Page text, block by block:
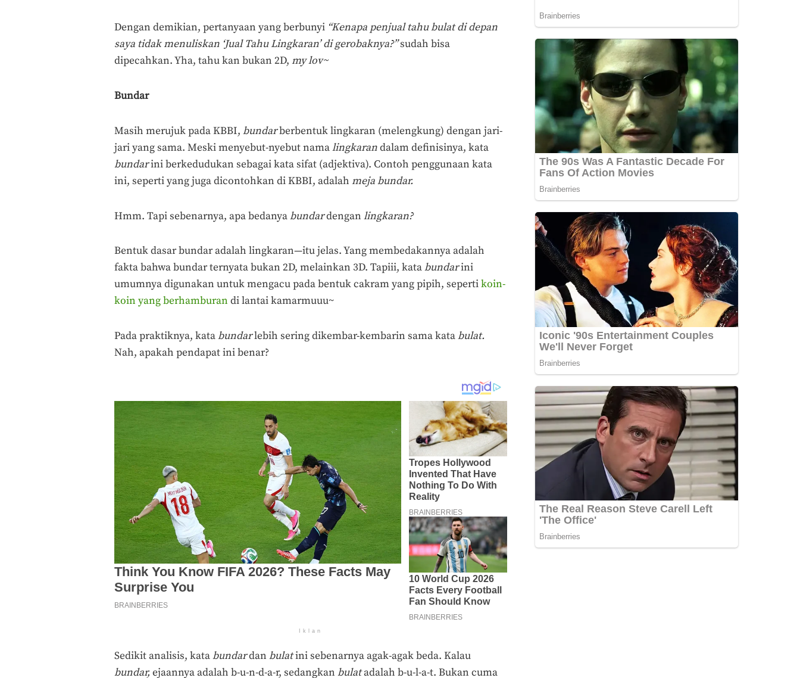
Dengan demikian, pertanyaan yang berbunyi “Kenapa penjual tahu bulat di depan
saya tidak menuliskan ‘Jual Tahu Lingkaran’ di gerobaknya?”sudah bisa
dipecahkan. Yha, tahu kan bukan 2D, my lov~
Bundar
Masih merujuk pada KBBI, bundarberbentuk lingkaran (melengkung) dengan jari-
jari yang sama. Meski menyebut-nyebut namalingkarandalam definisinya, kata
bundarini berkedudukan sebagai kata sifat (adjektiva). Contoh penggunaan kata
ini, seperti yang juga dicontohkan di KBBI, adalah meja bundar.
Hmm. Tapi sebenarnya, apa bedanyabundardengan lingkaran?
Bentuk dasar bundar adalah lingkaran—itu jelas. Yang membedakannya adalah
fakta bahwa bundar ternyata bukan 2D, melainkan 3D. Tapiii, katabundarini
umumnya digunakan untuk mengacu pada bentuk cakram yang pipih, sepertikoin-
koin yang berhamburan di lantai kamarmuuu~
Pada praktiknya, katabundarlebih sering dikembar-kembarin sama katabulat.
Nah, apakah pendapat ini benar?
Iklan
Sedikit analisis, katabundardan bulatini sebenarnya agak-agak beda. Kalau
bundar,ejaannya adalah b-u-n-d-a-r, sedangkan bulatadalah b-u-l-a-t. Bukan cuma